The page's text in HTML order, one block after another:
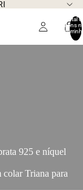
Total
itens
925 e níquel
colar Triana para